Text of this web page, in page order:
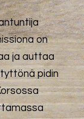
on
ja auttaa
pidin